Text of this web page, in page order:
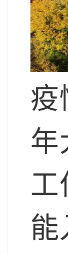
疫
年
工
能